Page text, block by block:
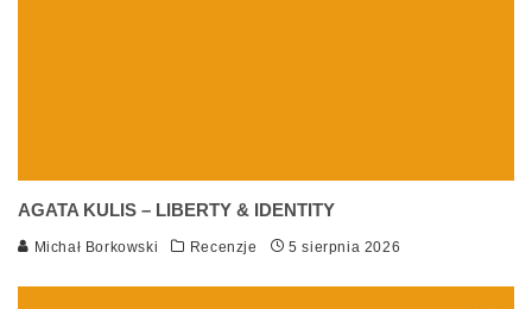
AGATA KULIS – LIBERTY & IDENTITY
Michał Borkowski Recenzje 5 sierpnia 2026